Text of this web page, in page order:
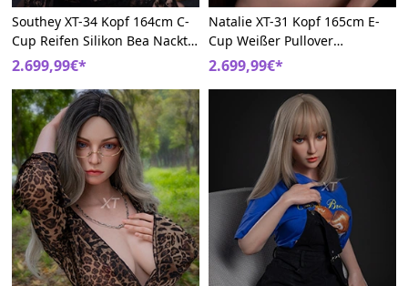
Southey XT-34 Kopf 164cm C-
Cup Reifen Silikon Bea Nackt
Curvy Realdoll
2.699,99€*
Natalie XT-31 Kopf 165cm E-
Cup Weißer Pullover
Sexpuppe Hund Silikon MILF
2.699,99€*